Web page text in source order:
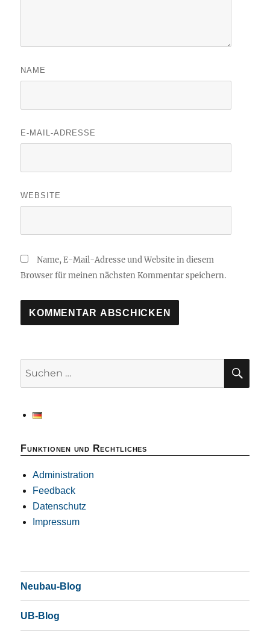
NAME
E-MAIL-ADRESSE
WEBSITE
Name, E-Mail-Adresse und Website in diesem
Browser für meinen nächsten Kommentar speichern.
Funktionen und Rechtliches
Administration
Feedback
Datenschutz
Impressum
Neubau-Blog
UB-Blog